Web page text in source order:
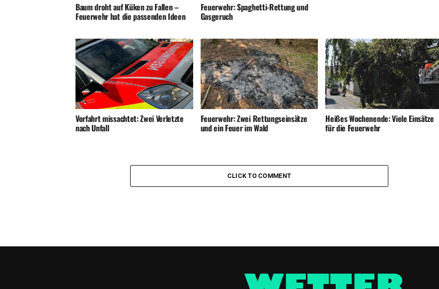
Baum droht auf Küken zu Fallen –
Feuerwehr hat die passenden Ideen
Feuerwehr: Spaghetti-Rettung und
Gasgeruch
Vorfahrt missachtet: Zwei Verletzte
nach Unfall
Feuerwehr: Zwei Rettungseinsätze
und ein Feuer im Wald
Heißes Wochenende: Viele Einsätze
für die Feuerwehr
CLICK TO COMMENT